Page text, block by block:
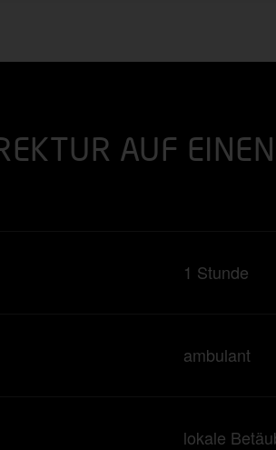
AUF
1 Stunde
ambulant
lokale